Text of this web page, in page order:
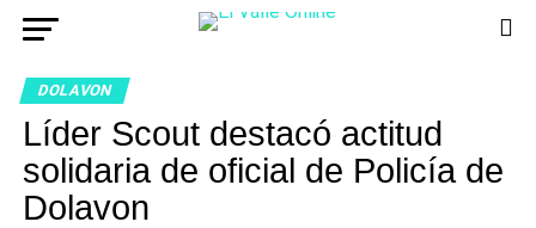
DOLAVON
Líder Scout destacó actitud
solidaria de oficial de Policía de
Dolavon